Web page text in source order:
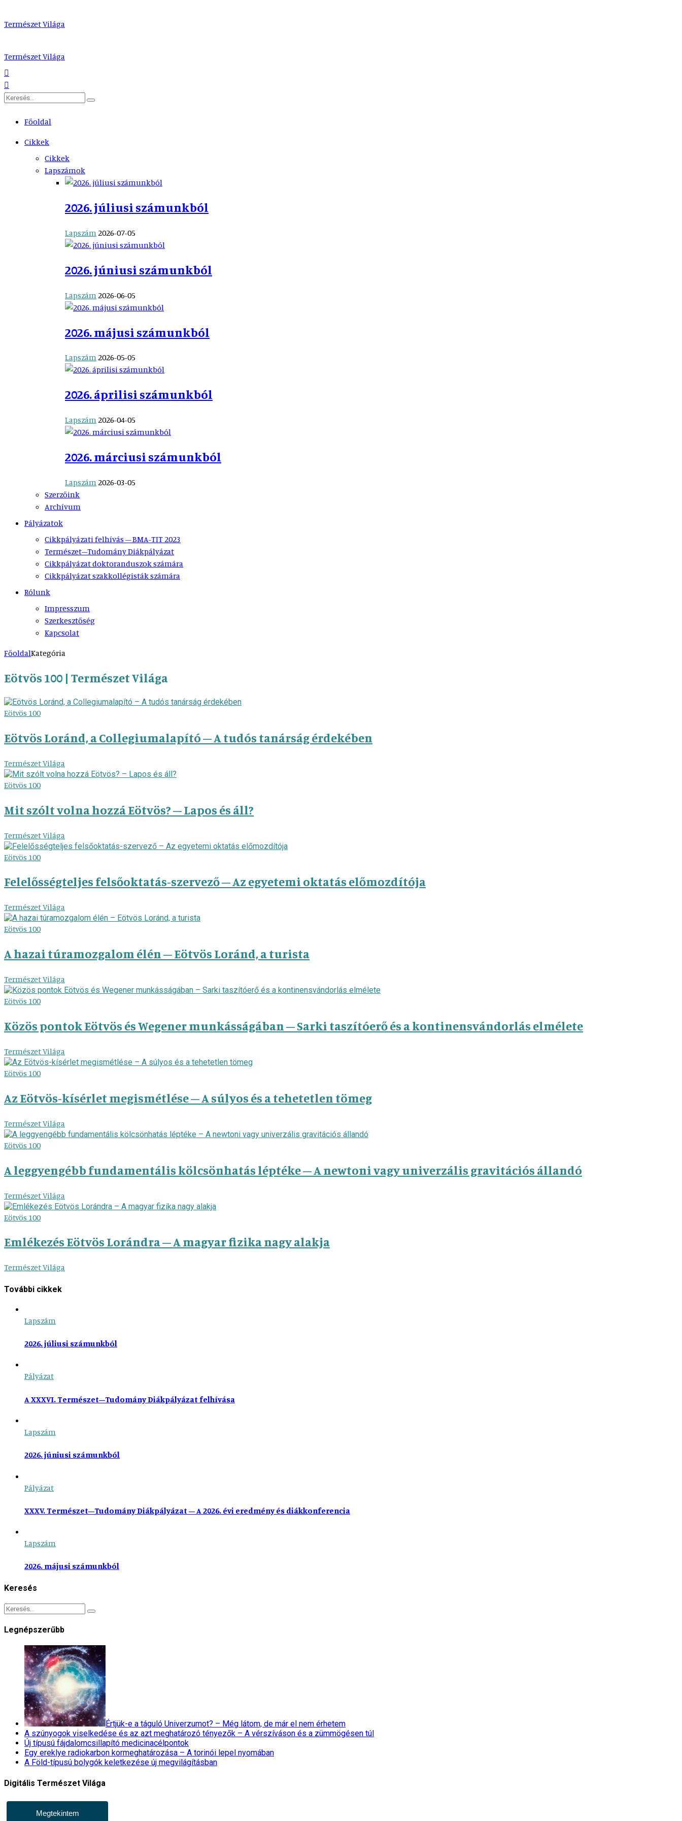
Természet Világa
Természet Világa
Főoldal
Cikkek
Cikkek
Lapszámok
2026. júliusi számunkból
Lapszám 2026-07-05
2026. júniusi számunkból
Lapszám 2026-06-05
2026. májusi számunkból
Lapszám2026-05-05
2026. áprilisi számunkból
Lapszám2026-04-05
2026. márciusi számunkból
Lapszám2026-03-05
Szerzőink
Archívum
Pályázatok
Cikkpályázati felhívás – BMA-TIT 2023
Természet–Tudomány Diákpályázat
Cikkpályázat doktoranduszok számára
Cikkpályázat szakkollégisták számára
Rólunk
Impresszum
Szerkesztőség
Kapcsolat
FőoldalKategória
Eötvös 100 | Természet Világa
Eötvös 100
Eötvös Loránd, a Collegiumalapító – A tudós tanárság érdekében
Természet Világa
Eötvös 100
Mit szólt volna hozzá Eötvös? – Lapos és áll?
Természet Világa
Eötvös 100
Felelősségteljes felsőoktatás-szervező – Az egyetemi oktatás előmozdítója
Természet Világa
Eötvös 100
A hazai túramozgalom élén – Eötvös Loránd, a turista
Természet Világa
Eötvös 100
Közös pontok Eötvös és Wegener munkásságában – Sarki taszítóerő és a kontinensvándorlás elmélete
Természet Világa
Eötvös 100
Az Eötvös-kísérlet megismétlése – A súlyos és a tehetetlen tömeg
Természet Világa
Eötvös 100
A leggyengébb fundamentális kölcsönhatás léptéke – A newtoni vagy univerzális gravitációs állandó
Természet Világa
Eötvös 100
Emlékezés Eötvös Lorándra – A magyar fizika nagy alakja
Természet Világa
További cikkek
Lapszám
2026. júliusi számunkból
Pályázat
A XXXVI. Természet–Tudomány Diákpályázat felhívása
Lapszám
2026. júniusi számunkból
Pályázat
XXXV. Természet–Tudomány Diákpályázat – A 2026. évi eredmény és diákkonferencia
Lapszám
2026. májusi számunkból
Keresés
Legnépszerűbb
Értjük-e a táguló Univerzumot? – Még látom, de már el nem érhetem
A szúnyogok viselkedése és az azt meghatározó tényezők – A vérszíváson és a zümmögésen túl
Új típusú fájdalomcsillapító medicinacélpontok
Egy ereklye radiokarbon kormeghatározása – A torinói lepel nyomában
A Föld-típusú bolygók keletkezése új megvilágításban
Digitális Természet Világa
Megtekintem